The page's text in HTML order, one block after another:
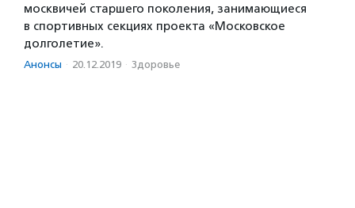
москвичей старшего поколения, занимающиеся
в спортивных секциях проекта «Московское
долголетие».
Анонсы · 20.12.2019 · Здоровье